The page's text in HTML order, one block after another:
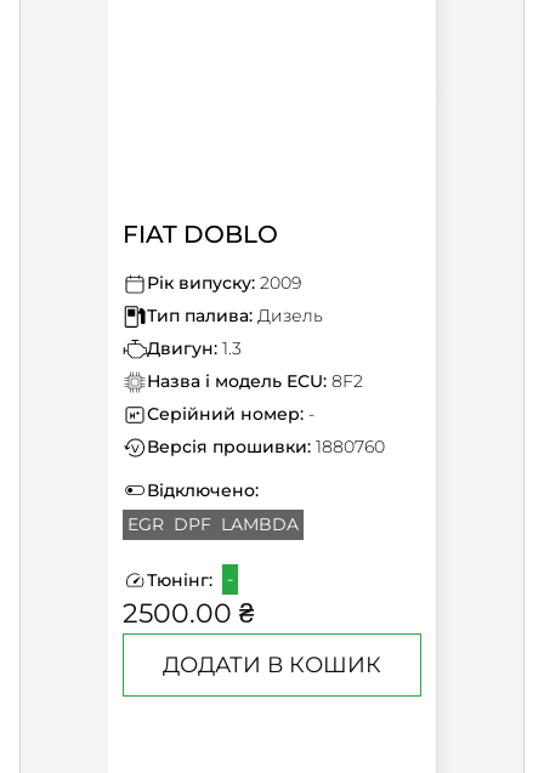
FIAT DOBLO
Рік випуску: 2009
Тип палива: Дизель
Двигун: 1.3
Назва і модель ECU: 8F2
Серійний номер: -
Версія прошивки: 1880760
Відключено:
EGR DPF LAMBDA
Тюнінг: -
2500.00 ₴
ДОДАТИ В КОШИК